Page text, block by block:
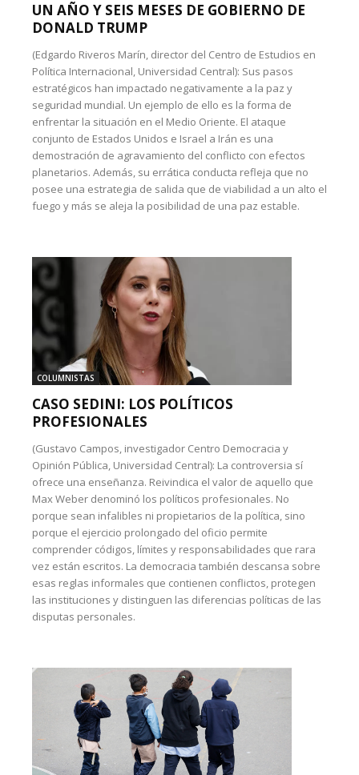
UN AÑO Y SEIS MESES DE GOBIERNO DE
DONALD TRUMP
(Edgardo Riveros Marín, director del Centro de Estudios en
Política Internacional, Universidad Central): Sus pasos
estratégicos han impactado negativamente a la paz y
seguridad mundial. Un ejemplo de ello es la forma de
enfrentar la situación en el Medio Oriente. El ataque
conjunto de Estados Unidos e Israel a Irán es una
demostración de agravamiento del conflicto con efectos
planetarios. Además, su errática conducta refleja que no
posee una estrategia de salida que de viabilidad a un alto el
fuego y más se aleja la posibilidad de una paz estable.
COLUMNISTAS
CASO SEDINI: LOS POLÍTICOS
PROFESIONALES
(Gustavo Campos, investigador Centro Democracia y
Opinión Pública, Universidad Central): La controversia sí
ofrece una enseñanza. Reivindica el valor de aquello que
Max Weber denominó los políticos profesionales. No
porque sean infalibles ni propietarios de la política, sino
porque el ejercicio prolongado del oficio permite
comprender códigos, límites y responsabilidades que rara
vez están escritos. La democracia también descansa sobre
esas reglas informales que contienen conflictos, protegen
las instituciones y distinguen las diferencias políticas de las
disputas personales.